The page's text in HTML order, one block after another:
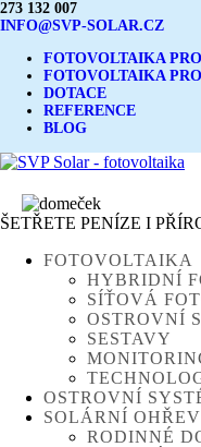
273 132 007
INFO@SVP-SOLAR.CZ
FOTOVOLTAIKA
FOTOVOLTAIKA
DOTACE
REFERENCE
BLOG
ŠETŘETE PENÍZE I
FOTOVOLTAIKA
HYBRIDNÍ
SÍŤOVÁ
OSTROVNÍ
SESTAVY
OSTROVNÍ
SOLÁRNÍ OHŘEV
RODINNÉ